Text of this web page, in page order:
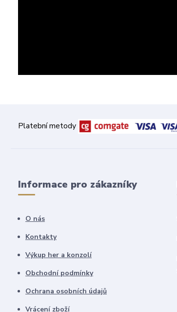
Platební metody
Informace pro zákazníky
O nás
Kontakty
Výkup her a konzolí
Obchodní podmínky
Ochrana osobních údajů
Vrácení zboží